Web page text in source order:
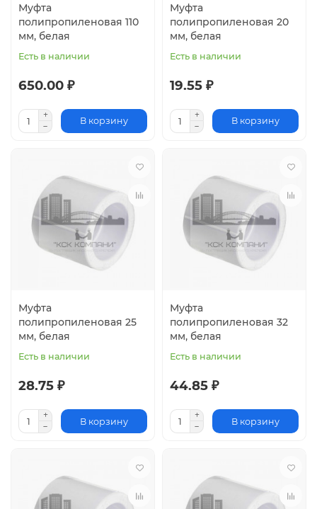
Муфта
полипропиленовая 110
мм, белая
Есть в наличии
650.00 ₽
В корзину
Муфта
полипропиленовая 20
мм, белая
Есть в наличии
19.55 ₽
В корзину
Муфта
полипропиленовая 25
мм, белая
Есть в наличии
28.75 ₽
В корзину
Муфта
полипропиленовая 32
мм, белая
Есть в наличии
44.85 ₽
В корзину